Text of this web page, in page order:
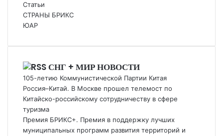
Статьи
СТРАНЫ БРИКС
ЮАР
СНГ + МИР НОВОСТИ
105-летию Коммунистической Партии Китая
Россия–Китай. В Москве прошел телемост по
Китайско-российскому сотрудничеству в сфере
туризма
Премия БРИКС+. Премия в поддержку лучших
муниципальных программ развития территорий и